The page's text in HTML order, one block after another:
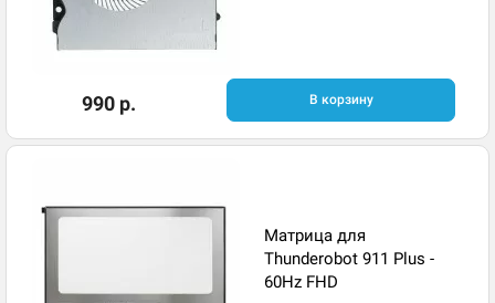
990 р. В корзину
Матрица для
Thunderobot 911 Plus -
60Hz FHD